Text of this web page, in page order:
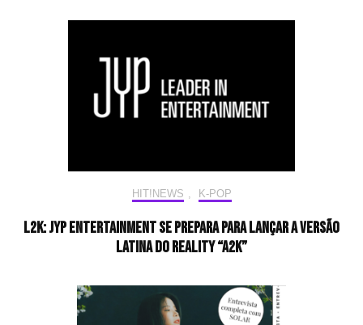
HIT!NEWS , K-POP
L2K: JYP Entertainment se prepara para lançar a versão
latina do reality “A2K”